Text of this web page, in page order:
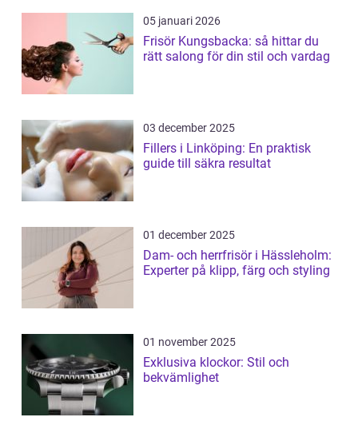
05 januari 2026
Frisör Kungsbacka: så hittar du
rätt salong för din stil och vardag
03 december 2025
Fillers i Linköping: En praktisk
guide till säkra resultat
01 december 2025
Dam- och herrfrisör i Hässleholm:
Experter på klipp, färg och styling
01 november 2025
Exklusiva klockor: Stil och
bekvämlighet